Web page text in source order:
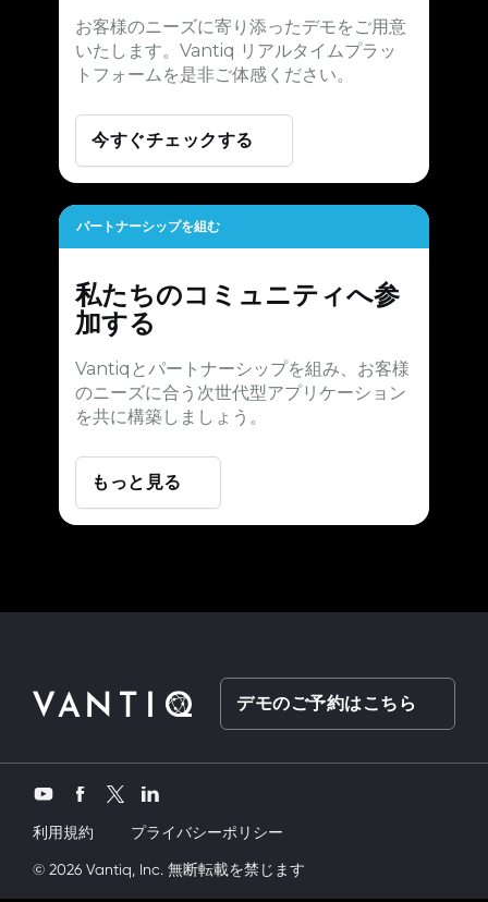
お客様のニーズに寄り添ったデモをご用意
いたします。Vantiq リアルタイムプラッ
トフォームを是非ご体感ください。
今すぐチェックする
パートナーシップを組む
私たちのコミュニティへ参
加する
Vantiqとパートナーシップを組み、お客様
のニーズに合う次世代型アプリケーション
を共に構築しましょう。
もっと見る
デモのご予約はこちら
YouTubeFacebookTwitterLinkedIn
利用規約 プライバシーポリシー
© 2026 Vantiq, Inc. 無断転載を禁じます
kardeşimi siktikmobil pornove bir yandanda onu nasıl kullanırım